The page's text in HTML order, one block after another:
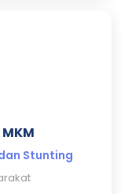
Stunting